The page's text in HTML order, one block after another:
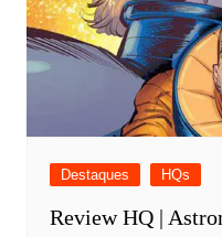
Destaques HQs
Review HQ |